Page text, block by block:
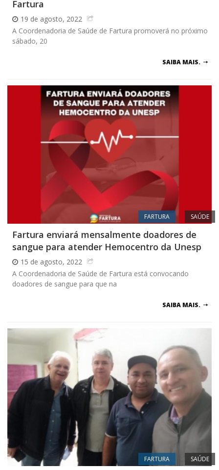
Fartura
19 de agosto, 2022
A Coordenadoria de Saúde de Fartura promoverá no próximo
sábado, 20
SAIBA MAIS.
FARTURA SAÚDE
Fartura enviará mensalmente doadores de
sangue para atender Hemocentro da Unesp
15 de agosto, 2022
A Coordenadoria de Saúde de Fartura está convocando
doadores de sangue para que na
SAIBA MAIS.
FARTURA SAÚDE